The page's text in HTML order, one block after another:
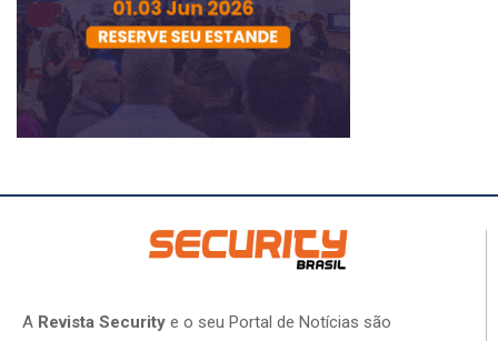
A Revista Security e o seu Portal de Notícias são